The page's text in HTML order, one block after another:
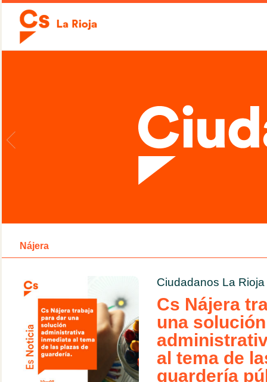
Nájera
Ciudadanos La Rioja
Cs Nájera
una solución
al tema de
guardería